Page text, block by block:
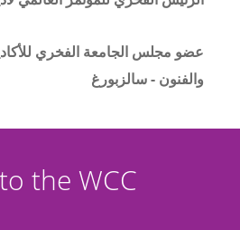
عضو مجلس الجامعة الفخري
والفنون - سالزبورغ
the WCC